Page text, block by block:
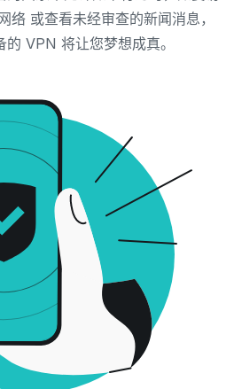
络或查看未经审查的新闻消息，
的 VPN 将让您梦想成真。